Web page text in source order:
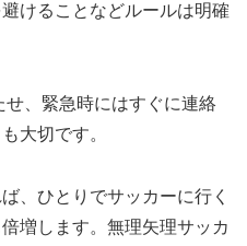
けることなどルールは明確
せ、緊急時にはすぐに連絡
大切です。
、ひとりでサッカーに行く
増します。無理矢理サッカ